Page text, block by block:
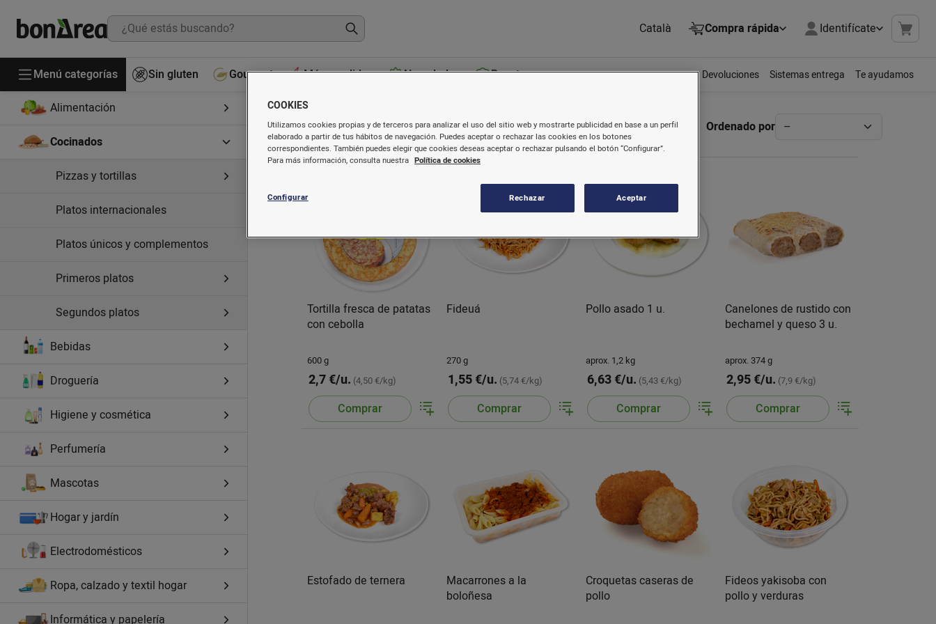
Català Compra rápida Identifícate
Menú categorías Sin gluten Gourmet Más vendidos Novedades Recetas Devoluciones Sistemas entrega Te ayudamos
Alimentación
Cocinados
Pizzas y tortillas
Platos internacionales
Platos únicos y complementos
Primeros platos
Segundos platos
Bebidas
Droguería
Higiene y cosmética
Perfumería
Mascotas
Hogar y jardín
Electrodomésticos
Ropa, calzado y textil hogar
Informática y papelería
Cocinados Ordenado por
Tortilla fresca de patatas
con cebolla
600 g
2,7 €/u. (4,50 €/kg)
Comprar
Fideuá
270 g
1,55 €/u. (5,74 €/kg)
Comprar
Pollo asado 1 u.
aprox. 1,2 kg
6,63 €/u. (5,43 €/kg)
Comprar
Canelones de rustido con
bechamel y queso 3 u.
aprox. 374 g
2,95 €/u. (7,9 €/kg)
Comprar
Estofado de ternera
Macarrones a la
boloñesa
Croquetas caseras de
pollo
Fideos yakisoba con
pollo y verduras
COOKIES
Utilizamos cookies propias y de terceros para analizar el uso del sitio web y mostrarte publicidad en base a un perfil
elaborado a partir de tus hábitos de navegación. Puedes aceptar o rechazar las cookies en los botones
correspondientes. También puedes elegir que cookies deseas aceptar o rechazar pulsando el botón “Configurar”.
Para más información, consulta nuestra Política de cookies
Configurar Rechazar Aceptar